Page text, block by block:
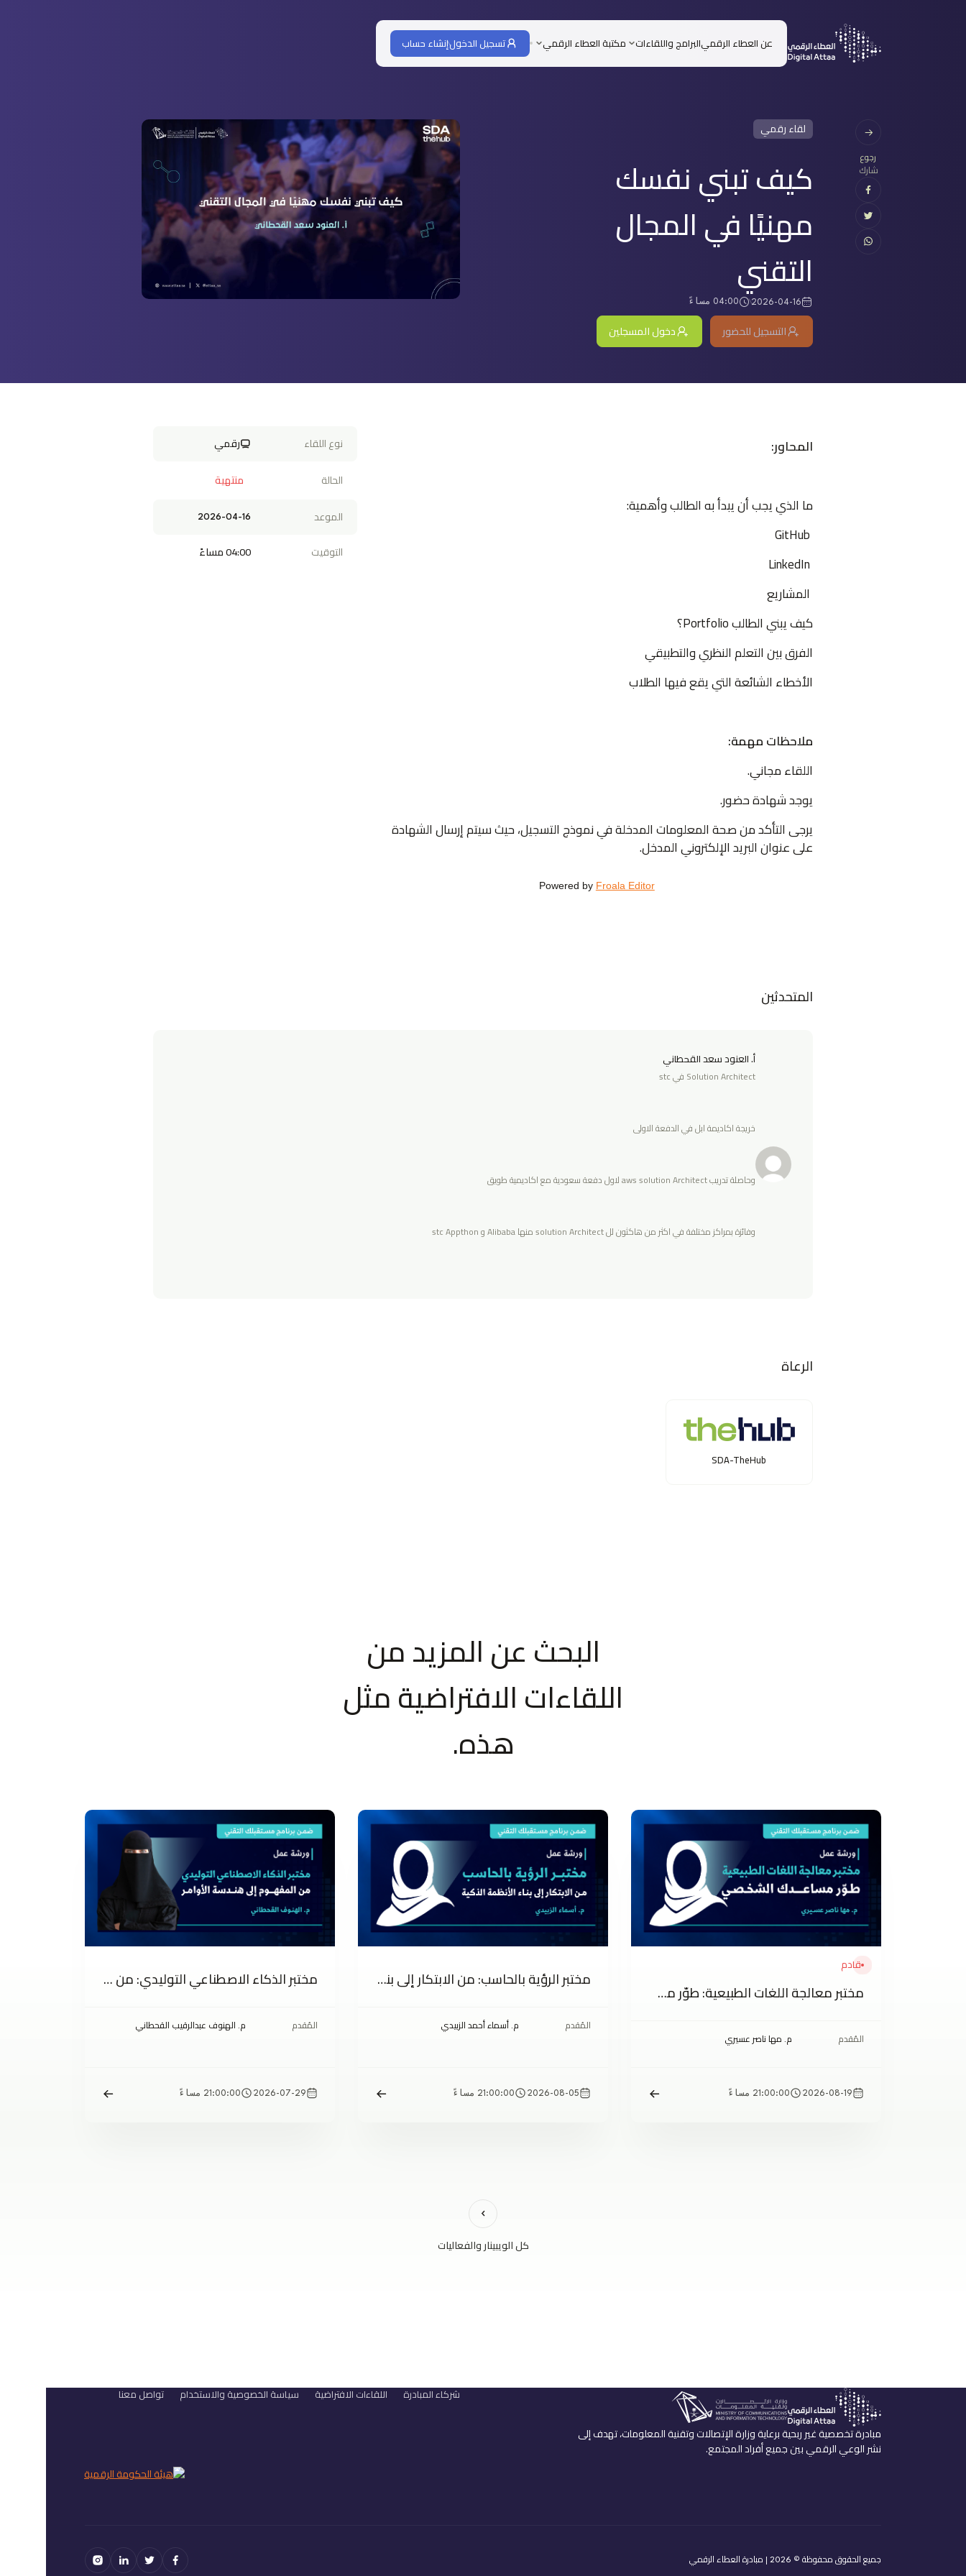
عن العطاء الرقميالبرامج واللقاءات مكتبة العطاء الرقمي تسجيل الدخولإنشاء حساب
رجوع
شارك
لقاء رقمي
كيف تبني نفسك
مهنيًا في المجال
التقني
2026-04-16 04:00 مساءً
التسجيل للحضور دخول المسجلين
المحاور:
ما الذي يجب أن يبدأ به الطالب وأهمية:
المشاريع
كيف يبني الطالب Portfolio؟
الفرق بين التعلم النظري والتطبيقي
الأخطاء الشائعة التي يقع فيها الطلاب
ملاحظات مهمة:
اللقاء مجاني.
يوجد شهادة حضور.
يرجى التأكد من صحة المعلومات المدخلة في نموذج التسجيل، حيث سيتم إرسال الشهادة
على عنوان البريد الإلكتروني المدخل.
Powered by Froala Editor
نوع اللقاء
رقمي
الحالة
منتهية
الموعد
2026-04-16
التوقيت 04:00 مساءً
المتحدثين
أ. العنود سعد القحطاني
Solution Architect في stc
خريجة اكاديمة ابل في الدفعة الاولى
وحاصلة تدريب aws solution Architect لاول دفعة سعودية مع اكاديمية طويق
وفائزة بمراكز مختلفة في اكثر من هاكثون لل solution Architect منها Alibaba و stc Appthon
الرعاة
SDA-TheHub
البحث عن المزيد من
اللقاءات الافتراضية مثل
هذه.
قادم
مختبر معالجة اللغات الطبيعية: طوّر مساعدك الشخصي
المُقدم م. مها ناصر عسيري
2026-08-19 21:00:00 مساءً
مختبر الرؤية بالحاسب: من الابتكار إلى بناء الأنظمة الذكية
المُقدم م. أسماء أحمد الزبيدي
2026-08-05 21:00:00 مساءً
مختبر الذكاء الاصطناعي التوليدي: من المفهوم إلى هندسة الأوامر
المُقدم م. الهنوف عبدالرقيب القحطاني
2026-07-29 21:00:00 مساءً
كل الويبينار والفعاليات
مبادرة تخصصية غير ربحية برعاية وزارة الإتصالات وتقنية المعلومات، تهدف إلى
نشر الوعي الرقمي بين جميع أفراد المجتمع.
شركاء المبادرة اللقاءات الافتراضية سياسة الخصوصية والاستخدام تواصل معنا
جميع الحقوق محفوظة © 2026 | مبادرة العطاء الرقمي